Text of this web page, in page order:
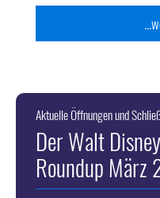
Aktuelle Öffnungen und
Der Walt
Roundup März